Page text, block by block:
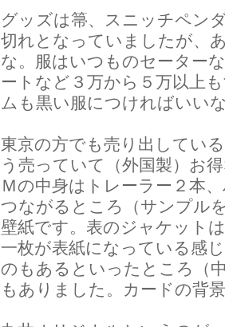
グッズは箒、スニッチペン
切れとなっていましたが、
な。服はいつものセーター
ートなど３万から５万以上
ムも黒い服につければいい
東京の方でも売り出してい
う売っていて（外国製）お
Ｍの中身はトレーラー２本
つながるところ（サンプル
壁紙です。表のジャケット
一枚が表紙になっている感
のもあるといったところ（
もありました。カードの背